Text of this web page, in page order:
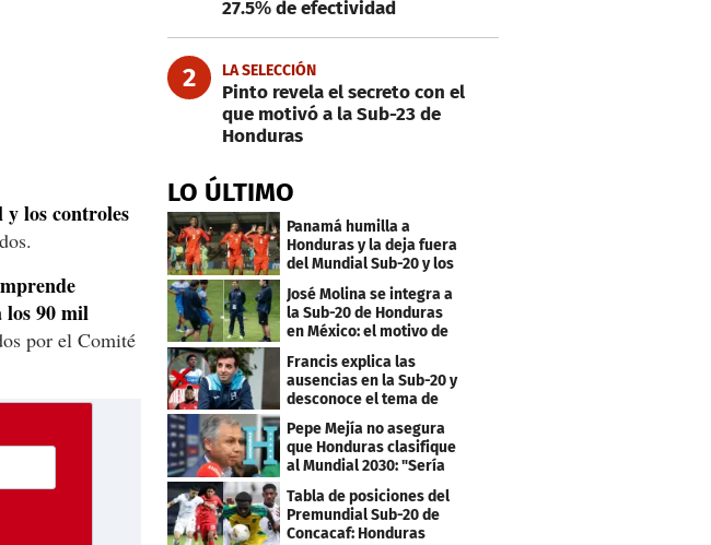
y los controles
los 90 mil
por el Comité
27.5% de efectividad
2 LA SELECCIÓN
Pinto revela el secreto con el
que motivó a la Sub-23 de
Honduras
LO ÚLTIMO
Panamá humilla a
Honduras y la deja fuera
del Mundial Sub-20 y los
Juegos Olímpicos
José Molina se integra a
la Sub-20 de Honduras
en México: el motivo de
su viaje
Francis explica las
ausencias en la Sub-20 y
desconoce el tema de
los tiktokers
Pepe Mejía no asegura
que Honduras clasifique
al Mundial 2030: "Sería
mentir"
Tabla de posiciones del
Premundial Sub-20 de
Concacaf: Honduras